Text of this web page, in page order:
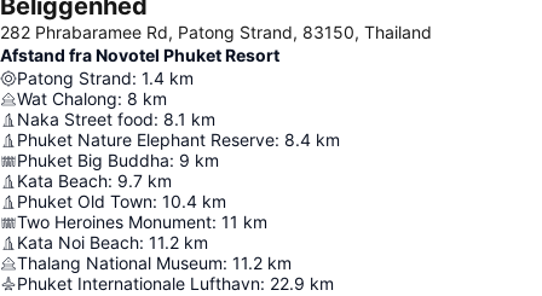
Beliggenhed
282 Phrabaramee Rd, Patong Strand, 83150, Thailand
Afstand fra Novotel Phuket Resort
Patong Strand: 1.4 km
Wat Chalong: 8 km
Naka Street food: 8.1 km
Phuket Nature Elephant Reserve: 8.4 km
Phuket Big Buddha: 9 km
Kata Beach: 9.7 km
Phuket Old Town: 10.4 km
Two Heroines Monument: 11 km
Kata Noi Beach: 11.2 km
Thalang National Museum: 11.2 km
Phuket Internationale Lufthavn: 22.9 km